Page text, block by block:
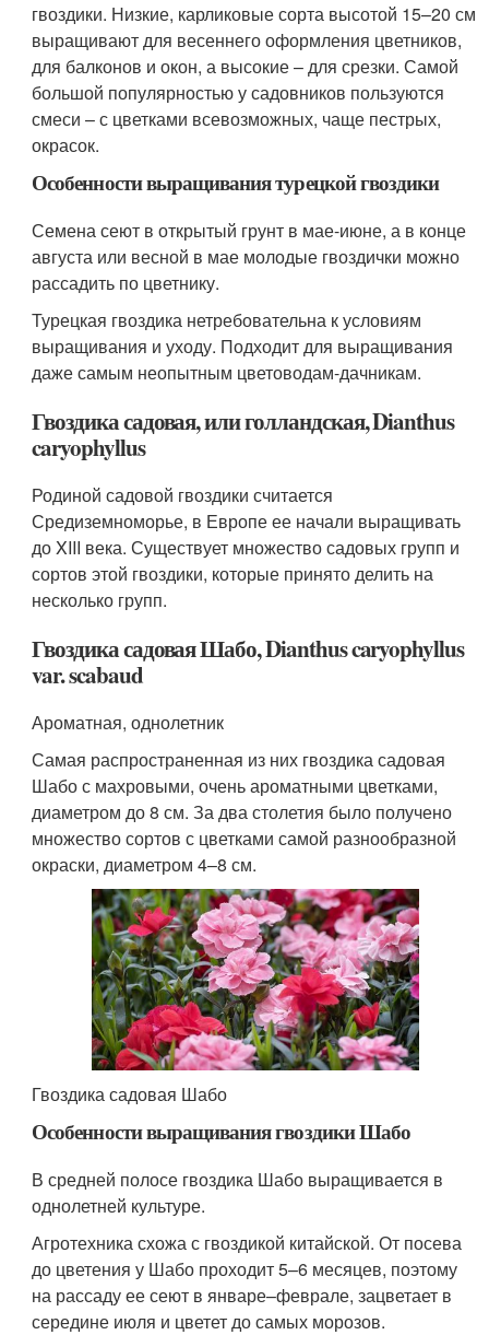
гвоздики. Низкие, карликовые сорта высотой 15–20 см
выращивают для весеннего оформления цветников,
для балконов и окон, а высокие – для срезки. Самой
большой популярностью у садовников пользуются
смеси – с цветками всевозможных, чаще пестрых,
окрасок.
Особенности выращивания турецкой гвоздики
Семена сеют в открытый грунт в мае-июне, а в конце
августа или весной в мае молодые гвоздички можно
рассадить по цветнику.
Турецкая гвоздика нетребовательна к условиям
выращивания и уходу. Подходит для выращивания
даже самым неопытным цветоводам-дачникам.
Гвоздика садовая, или голландская, Dianthus
caryophyllus
Родиной садовой гвоздики считается
Средиземноморье, в Европе ее начали выращивать
до XIII века. Существует множество садовых групп и
сортов этой гвоздики, которые принято делить на
несколько групп.
Гвоздика садовая Шабо, Dianthus caryophyllus
var. scabaud
Ароматная, однолетник
Самая распространенная из них гвоздика садовая
Шабо с махровыми, очень ароматными цветками,
диаметром до 8 см. За два столетия было получено
множество сортов с цветками самой разнообразной
окраски, диаметром 4–8 см.
Гвоздика садовая Шабо
Особенности выращивания гвоздики Шабо
В средней полосе гвоздика Шабо выращивается в
однолетней культуре.
Агротехника схожа с гвоздикой китайской. От посева
до цветения у Шабо проходит 5–6 месяцев, поэтому
на рассаду ее сеют в январе–феврале, зацветает в
середине июля и цветет до самых морозов.